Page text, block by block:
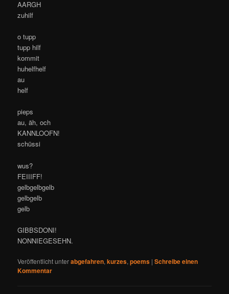
AARGH
zuhilf
o tupp
tupp hilf
kommit
huhelfhelf
au
helf
pieps
au, äh, och
KANNLOOFN!
schüssi
wus?
FEIIIFF!
gelbgelbgelb
gelbgelb
gelb
GIBBSDONI!
NONNIEGESEHN.
Veröffentlicht unterabgefahren,kurzes,poems |Schreibe einen
Kommentar